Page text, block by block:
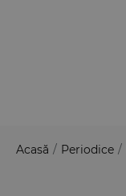
Acasă / Periodice /